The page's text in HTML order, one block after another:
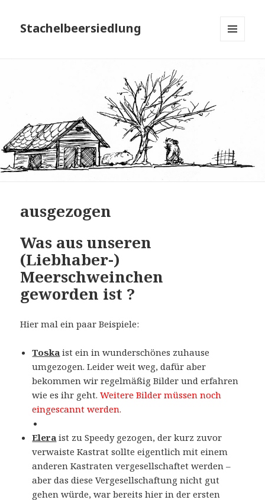
Stachelbeersiedlung
ausgezogen
Was aus unseren
(Liebhaber-)
Meerschweinchen
geworden ist ?
Hier mal ein paar Beispiele:
Toska ist ein in wunderschönes zuhause
umgezogen. Leider weit weg, dafür aber
bekommen wir regelmäßig Bilder und erfahren
wie es ihr geht.Weitere Bilder müssen noch
eingescannt werden.
Elera ist zu Speedy gezogen, der kurz zuvor
verwaiste Kastrat sollte eigentlich mit einem
anderen Kastraten vergesellschaftet werden –
aber das diese Vergesellschaftung nicht gut
gehen würde, war bereits hier in der ersten